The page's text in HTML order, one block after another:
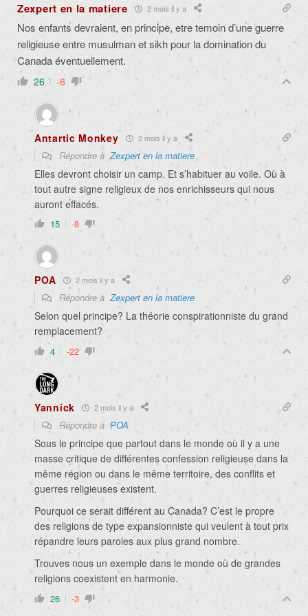
Zexpert en la matiere 2 mois il y a
Nos enfants devraient, en principe, etre temoin d’une guerre
religieuse entre musulman et sikh pour la domination du
Canada éventuellement.
26 -6
Antartic Monkey 2 mois il y a
Répondre àZexpert en la matiere
Elles devront choisir un camp. Et s’habituer au voile. Où à
tout autre signe religieux de nos enrichisseurs qui nous
auront effacés.
15 -8
POA 2 mois il y a
Répondre àZexpert en la matiere
Selon quel principe? La théorie conspirationniste du grand
remplacement?
4 -22
Yannick 2 mois il y a
Répondre àPOA
Sous le principe que partout dans le monde où il y a une
masse critique de différentes confession religieuse dans la
même région ou dans le même territoire, des conflits et
guerres religieuses existent.
Pourquoi ce serait différent au Canada? C’est le propre
des religions de type expansionniste qui veulent à tout prix
répandre leurs paroles aux plus grand nombre.
Trouves nous un exemple dans le monde où de grandes
religions coexistent en harmonie.
26 -3